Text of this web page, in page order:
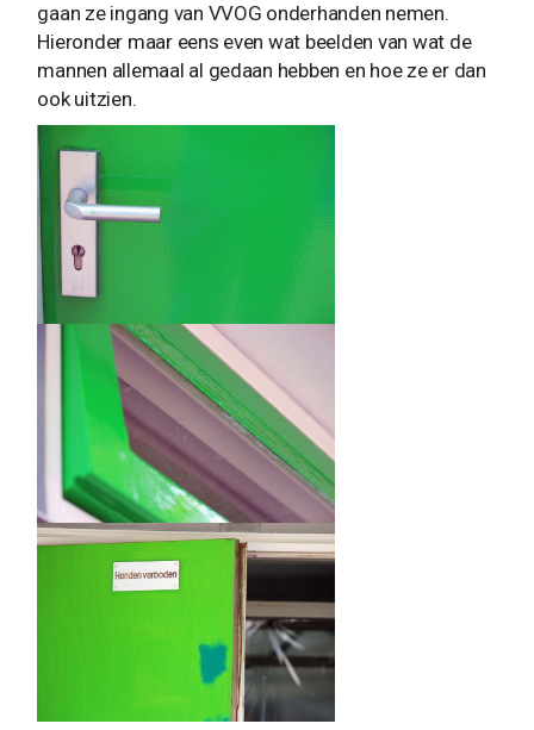
gaan ze ingang van VVOG onderhanden nemen.
Hieronder maar eens even wat beelden van wat de
mannen allemaal al gedaan hebben en hoe ze er dan
ook uitzien.